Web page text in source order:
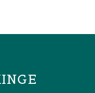
top of